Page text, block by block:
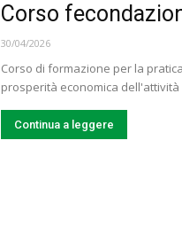
Corso
30/04/2026
Corso di formazione per la
prosperità economica
Continua a leggere